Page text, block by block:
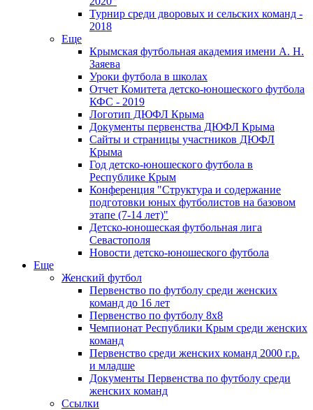
Турнир среди дворовых и сельских команд -
2018
Еще
Крымская футбольная академия имени А. Н.
Заяева
Уроки футбола в школах
Отчет Комитета детско-юношеского футбола
КФС - 2019
Логотип ДЮФЛ Крыма
Документы первенства ДЮФЛ Крыма
Сайты и страницы участников ДЮФЛ
Крыма
Год детско-юношеского футбола в
Республике Крым
Конференция "Структура и содержание
подготовки юных футболистов на базовом
этапе (7-14 лет)"
Детско-юношеская футбольная лига
Севастополя
Новости детско-юношеского футбола
Еще
Женский футбол
Первенство по футболу среди женских
команд до 16 лет
Первенство по футболу 8х8
Чемпионат Республики Крым среди женских
команд
Первенство среди женских команд 2000 г.р.
и младше
Документы Первенства по футболу среди
женских команд
Ссылки